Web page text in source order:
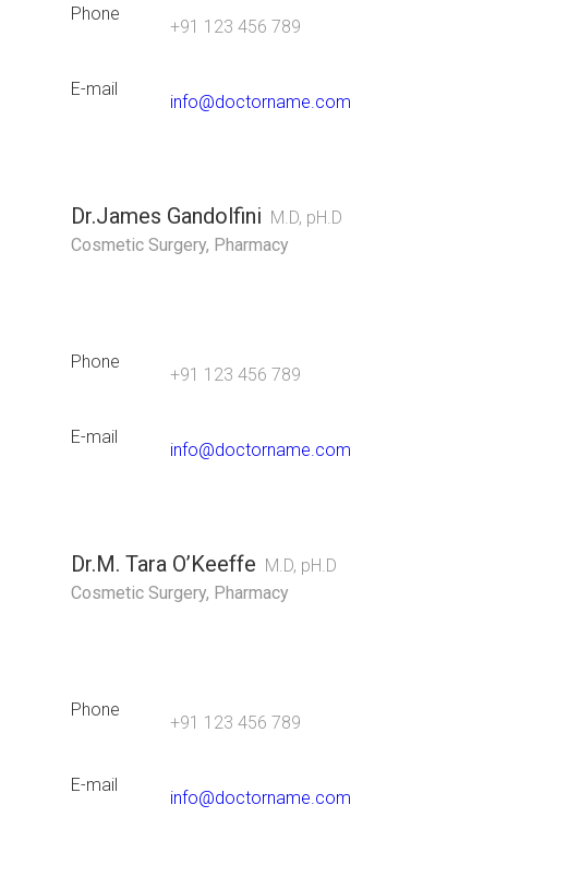
Phone
+91 123 456 789
E-mail
info@doctorname.com
Dr.James Gandolfini M.D, pH.D
Cosmetic Surgery, Pharmacy
Phone
+91 123 456 789
E-mail
info@doctorname.com
Dr.M. Tara O’Keeffe M.D, pH.D
Cosmetic Surgery, Pharmacy
Phone
+91 123 456 789
E-mail
info@doctorname.com